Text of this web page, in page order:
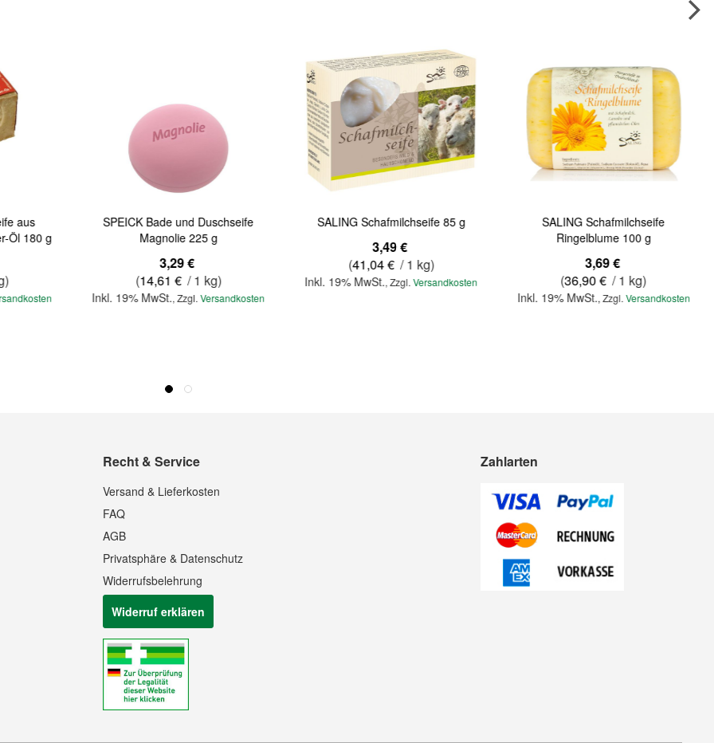
aus
Öl 180 g
SPEICK Bade und Duschseife
Magnolie 225 g
3,29 €
(14,61 € / 1 kg)
Inkl. 19% MwSt.,Zzgl.Versandkosten
SALING Schafmilchseife 85 g
3,49 €
(41,04 € / 1 kg)
Inkl. 19% MwSt.,Zzgl.Versandkosten
SALING Schafmilchseife
Ringelblume 100 g
3,69 €
(36,90 € / 1 kg)
Inkl. 19% MwSt.,Zzgl.Versandkosten
Recht & Service
Versand & Lieferkosten
FAQ
AGB
Privatsphäre & Datenschutz
Widerrufsbelehrung
Widerruf erklären
Zahlarten